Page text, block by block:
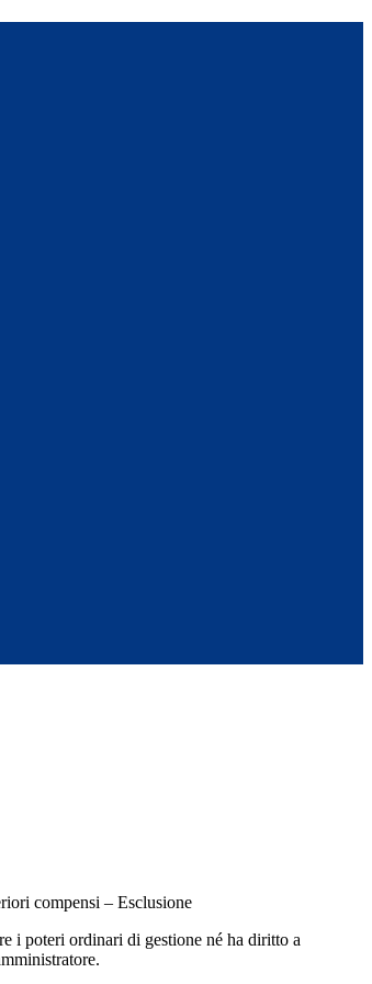
compensi – Esclusione
i poteri ordinari di gestione né ha diritto a